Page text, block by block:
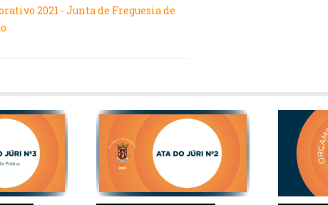
2021 - Junta de Freguesia de